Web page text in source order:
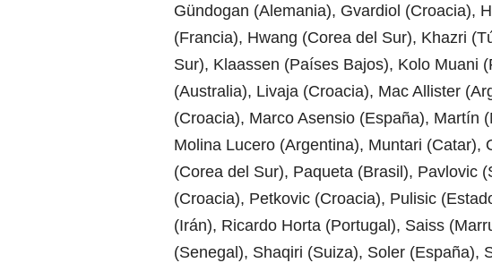
Gündogan (Alemania), Gvardiol (Croacia),
(Francia), Hwang (Corea del Sur), Khazri
Sur), Klaassen (Países Bajos), Kolo Muani
(Australia), Livaja (Croacia), Mac Allister
(Croacia), Marco Asensio (España), Martín
Molina Lucero (Argentina), Muntari (Catar),
(Corea del Sur), Paqueta (Brasil), Pavlovic
(Croacia), Petkovic (Croacia), Pulisic
(Irán), Ricardo Horta (Portugal), Saiss
(Senegal), Shaqiri (Suiza), Soler (España),